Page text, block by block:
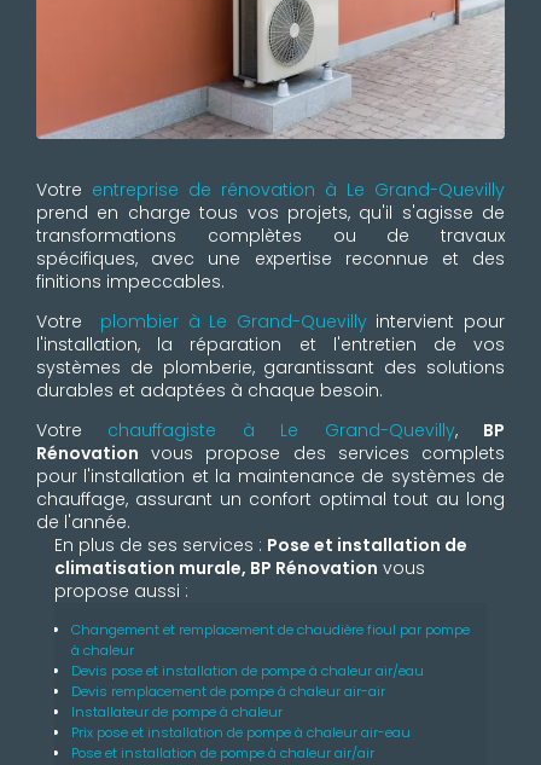
Votre entreprise de rénovation à Le Grand-Quevilly
prend en charge tous vos projets, qu'il s'agisse de
transformations complètes ou de travaux
spécifiques, avec une expertise reconnue et des
finitions impeccables.
Votre plombier à Le Grand-Quevillyintervient pour
l'installation, la réparation et l'entretien de vos
systèmes de plomberie, garantissant des solutions
durables et adaptées à chaque besoin.
Votre chauffagiste à Le Grand-Quevilly, BP
Rénovation vous propose des services complets
pour l'installation et la maintenance de systèmes de
chauffage, assurant un confort optimal tout au long
de l'année.
En plus de ses services : Pose et installation de
climatisation murale, BP Rénovation vous
propose aussi :
Changement et remplacement de chaudière fioul par pompe
à chaleur
Devis pose et installation de pompe à chaleur air/eau
Devis remplacement de pompe à chaleur air-air
Installateur de pompe à chaleur
Prix pose et installation de pompe à chaleur air-eau
Pose et installation de pompe à chaleur air/air